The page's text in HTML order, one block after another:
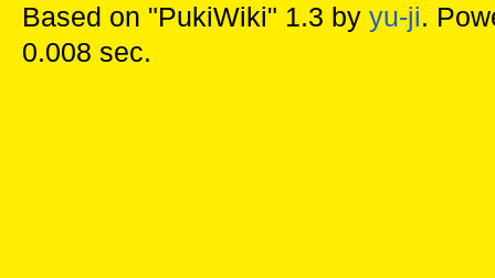
Based on "PukiWiki" 1.3 by yu-ji.
0.008 sec.